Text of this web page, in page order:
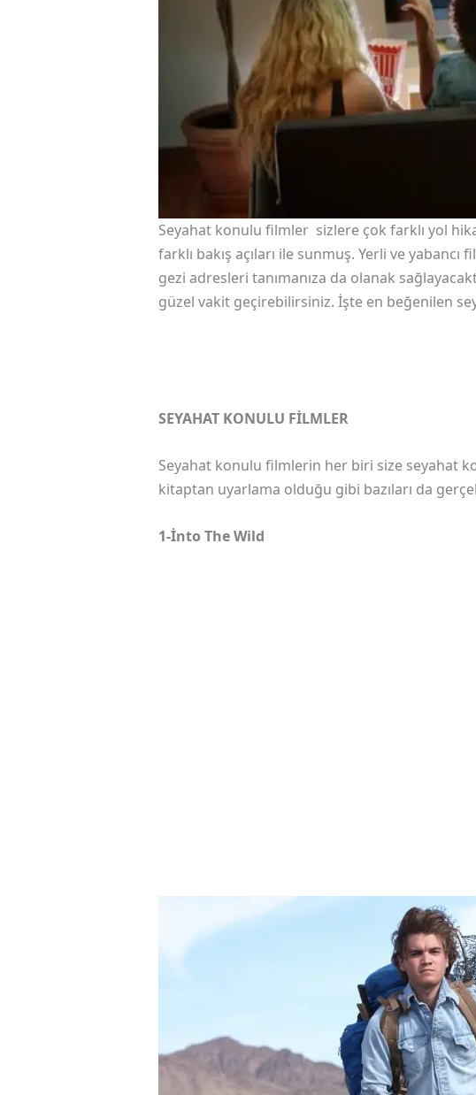
Seyahat konulu filmler sizlere çok farklı yol
farklı bakış açıları ile sunmuş. Yerli ve
gezi adresleri tanımanıza da olanak
güzel vakit geçirebilirsiniz. İşte en beğenilen
SEYAHAT KONULU FİLMLER
Seyahat konulu filmlerin her biri size seyahat
kitaptan uyarlama olduğu gibi bazıları da
1-İnto The Wild